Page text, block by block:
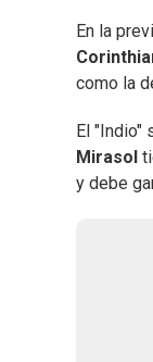
En la
como la
El "Indio"
Mirasol
y debe